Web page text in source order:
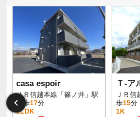
casa espoir
ＪＲ信越本線「篠ノ井」駅
徒歩17分
1LDK
Ｔ-
ＪＲ信
歩15分
1K